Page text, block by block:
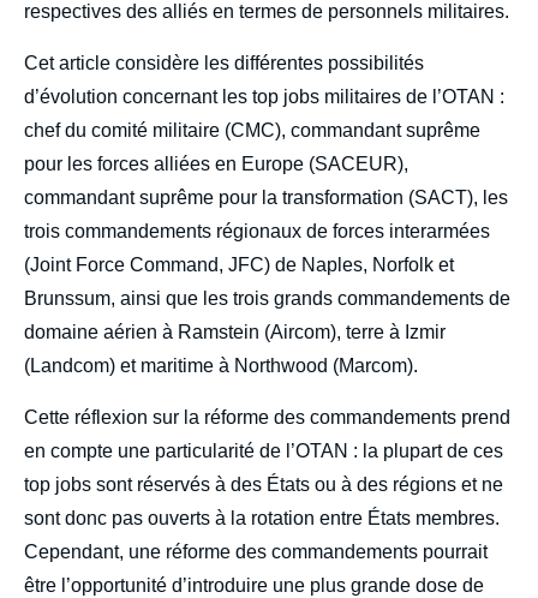
respectives des alliés en termes de personnels militaires.
Cet article considère les différentes possibilités
d’évolution concernant les top jobs militaires de l’OTAN :
chef du comité militaire (CMC), commandant suprême
pour les forces alliées en Europe (SACEUR),
commandant suprême pour la transformation (SACT), les
trois commandements régionaux de forces interarmées
(Joint Force Command, JFC) de Naples, Norfolk et
Brunssum, ainsi que les trois grands commandements de
domaine aérien à Ramstein (Aircom), terre à Izmir
(Landcom) et maritime à Northwood (Marcom).
Cette réflexion sur la réforme des commandements prend
en compte une particularité de l’OTAN : la plupart de ces
top jobs sont réservés à des États ou à des régions et ne
sont donc pas ouverts à la rotation entre États membres.
Cependant, une réforme des commandements pourrait
être l’opportunité d’introduire une plus grande dose de